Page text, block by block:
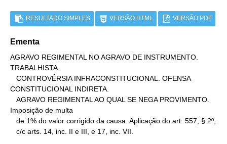
RESULTADO SIMPLES VERSÃO HTML VERSÃO PDF
Ementa
AGRAVO REGIMENTAL NO AGRAVO DE INSTRUMENTO.
TRABALHISTA.
CONSTITUCIONAL INDIRETA.
Imposição de multa
   c/c arts. 14, inc. II e III, e 17, inc. VII.